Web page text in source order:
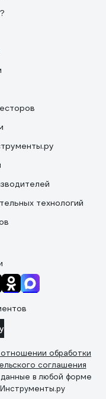
технологий
обработки
соглашения
в любой форме